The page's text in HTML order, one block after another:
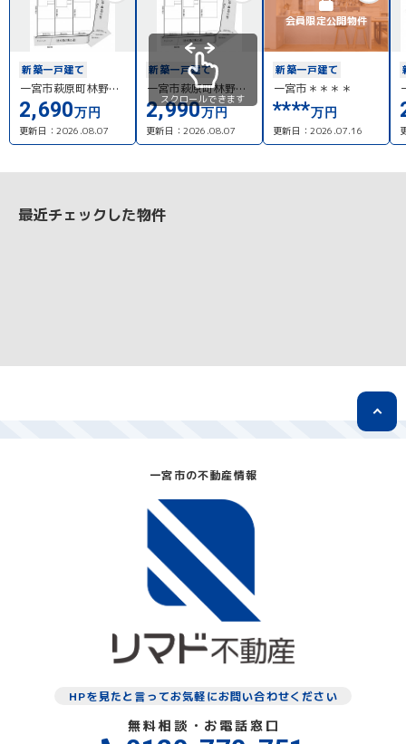
新築一戸建て
一宮市萩原町林野字
大門先A号棟
2,690万円
更新日：2026.08.07
新築一戸建て
一宮市萩原町林野字
大門先C号棟
2,990万円
更新日：2026.08.07
会員限定公開物件
新築一戸建て
一宮市＊＊＊＊
****万円
更新日：2026.07.16
スクロールできます
最近チェックした物件
一宮市の不動産情報
HPを見たと言ってお気軽にお問い合わせください
無料相談・お電話窓口